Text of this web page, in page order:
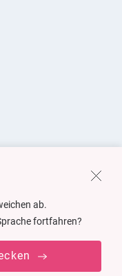
ab.
fortfahren?